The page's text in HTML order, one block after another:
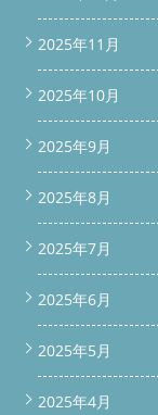
2025年11月
2025年10月
2025年9月
2025年8月
2025年7月
2025年6月
2025年5月
2025年4月